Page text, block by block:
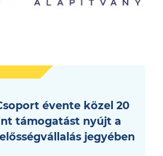
évente közel 20
támogatást nyújt a
jegyében